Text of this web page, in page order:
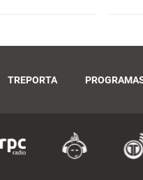
TREPORTA